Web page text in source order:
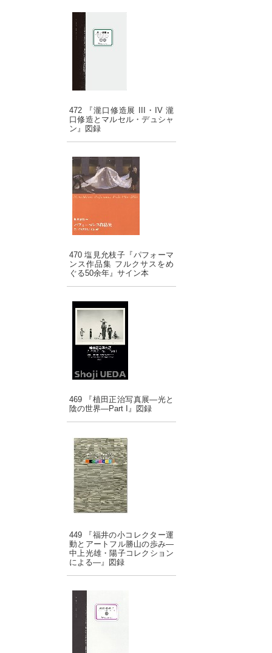
472 『瀧口修造展 III・IV 瀧
口修造とマルセル・デュシャ
ン』図録
470 塩見允枝子『パフォーマ
ンス作品集 フルクサスをめ
ぐる50余年』サイン本
469 『植田正治写真展―光と
陰の世界―Part I』図録
449 『福井の小コレクター運
動とアートフル勝山の歩み―
中上光雄・陽子コレクション
による―』図録